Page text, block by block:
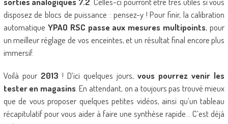
disposez de blocs de puissance : pensez-y ! Pour finir, la calibration
automatique YPAO RSC passe aux mesures multipoints, pour
un meilleur réglage de vos enceintes, et un résultat final encore plus
immersif.
Voilà pour 2013 ! D’ici quelques jours,vous pourrez venir les
tester en magasins. En attendant, on a toujours pas trouvé mieux
que de vous proposer quelques petites vidéos, ainsi qu’un tableau
récapitulatif pour vous aider à faire une synthèse rapide… C’est déjà